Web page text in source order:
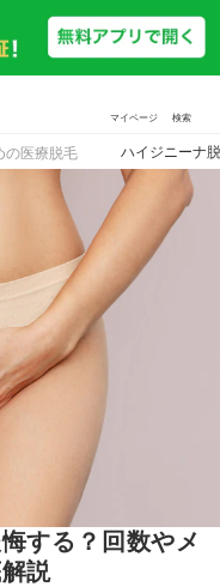
マイページ 検索
の医療脱毛 ハイジニーナ
する？回数やメ
説